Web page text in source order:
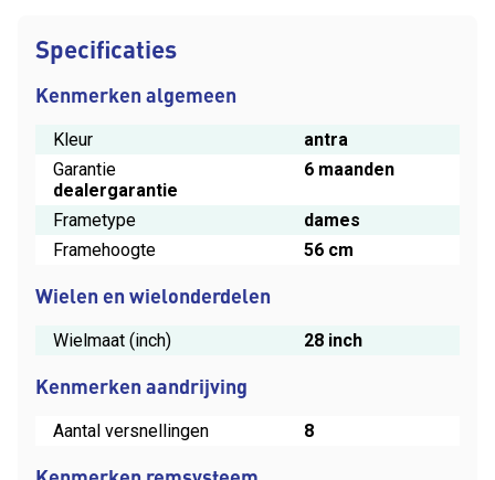
Specificaties
Kenmerken algemeen
Kleur
antra
Garantie
6 maanden
dealergarantie
Frametype
dames
Framehoogte
56 cm
Wielen en wielonderdelen
Wielmaat (inch) 28 inch
Kenmerken aandrijving
Aantal versnellingen 8